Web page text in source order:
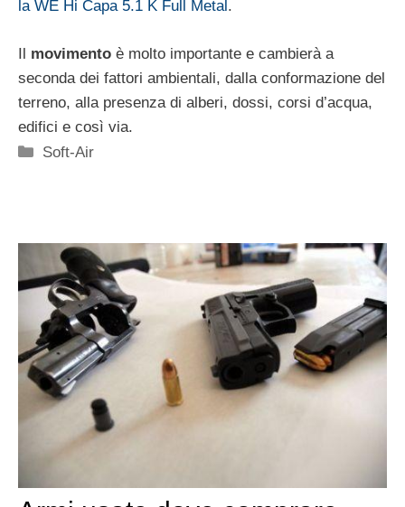
la WE Hi Capa 5.1 K Full Metal .
Il movimento è molto importante e cambierà a
seconda dei fattori ambientali, dalla conformazione del
terreno, alla presenza di alberi, dossi, corsi d’acqua,
edifici e così via.
Categorie
Soft-Air